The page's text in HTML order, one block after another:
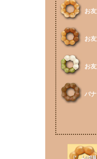
お
お
お
バ